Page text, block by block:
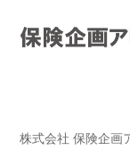
株式会社 保険企画